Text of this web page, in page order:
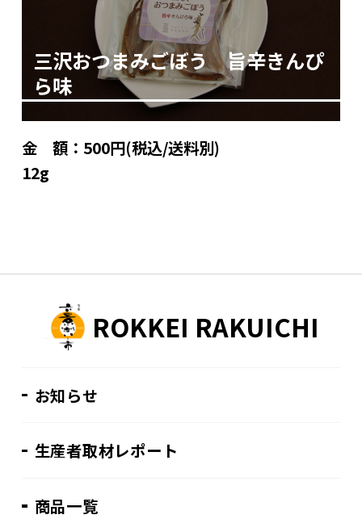
三沢おつまみごぼう 旨辛きんぴ
ら味
金 額： 500円(税込/送料別)
12g
ROKKEI RAKUICHI
お知らせ
生産者取材レポート
商品一覧